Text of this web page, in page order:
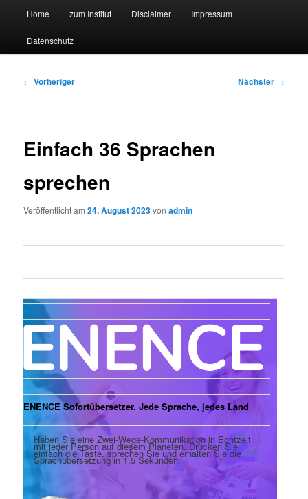
Suchmaschine Forschung und
Technologie
Zum
primären
Zum
sekundären
Home zum Institut Disclaimer Impressum
Datenschutz
Beitragsnavigation
← Vorheriger Nächster →
Einfach 36 Sprachen
sprechen
Veröffentlicht am24. August 2023vonadmin
ENENCE Sofortübersetzer. Jede Sprache, jedes Land
Haben Sie eine Zwei-Wege-Kommunikation in Echtzeit
mit jeder Person auf diesem Planeten. Drücken Sie
einfach die Taste, sprechen Sie und erhalten Sie die
Sprachübersetzung in 1,5 Sekunden.